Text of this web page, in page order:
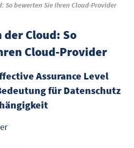
So bewerten Sie Ihren Cloud-Provider
Cloud: So
Cloud-Provider
Assurance Level
für Datenschutz